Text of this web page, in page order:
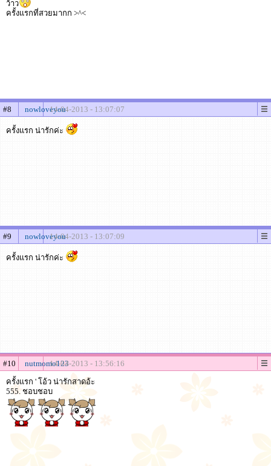
ว้าว
ครั้งแรกที่สวยมากก >^<
#8 nowloveyou14-04-2013 - 13:07:07
ครั้งแรก น่ารักค่ะ
#9 nowloveyou14-04-2013 - 13:07:09
ครั้งแรก น่ารักค่ะ
#10 nutmomo12314-04-2013 - 13:56:16
ครั้งแรก ' โอ้ว น่ารักสาดอ้ะ
555. ชอบชอบ